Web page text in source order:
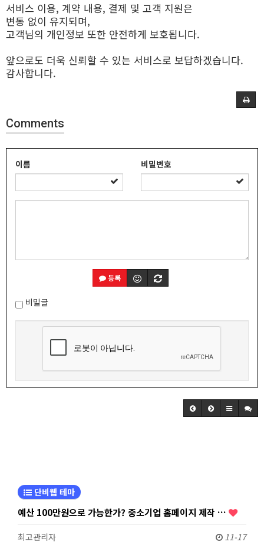
서비스 이용, 계약 내용, 결제 및 고객 지원은
변동 없이 유지되며,
고객님의 개인정보 또한 안전하게 보호됩니다.
앞으로도 더욱 신뢰할 수 있는 서비스로 보답하겠습니다.
감사합니다.
Comments
이름 비밀번호
등록
비밀글
단비웹 테마
예산 100만원으로 가능한가? 중소기업 홈페이지 제작 …
최고관리자 11-17